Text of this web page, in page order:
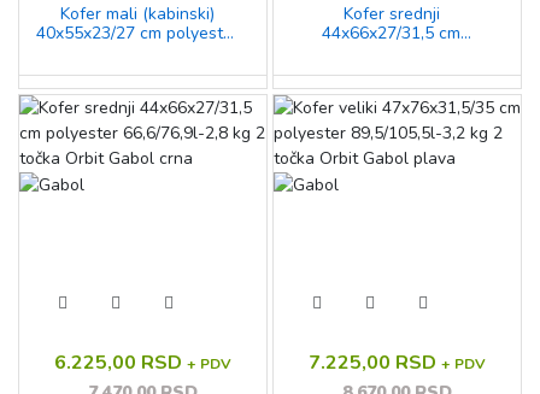
Kofer mali (kabinski)
40x55x23/27 cm polyester
Orbit Gabol plava
Kofer srednji
44x66x27/31,5 cm
2 točka Orbit Gabol tirkiz
6.225,00 RSD + PDV 7.225,00 RSD + PDV